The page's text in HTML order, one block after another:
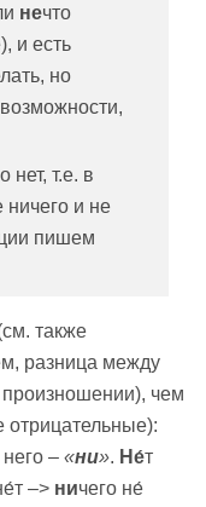
нечто
и есть
но
нет, т.е. в
ничего и не
пишем
также
разница между
чем
отрицательные):
него – «ни». Не́т
–> ничего не́